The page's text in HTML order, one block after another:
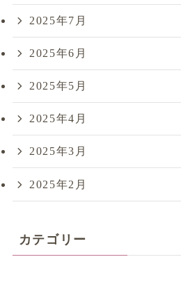
2025年7月
2025年6月
2025年5月
2025年4月
2025年3月
2025年2月
カテゴリー